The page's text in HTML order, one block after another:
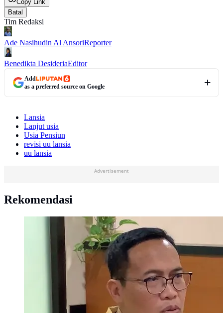
Copy Link
Batal
Tim Redaksi
Ade Nasihudin Al AnsoriReporter
Benedikta DesideriaEditor
Add
as a preferred source on Google
Lansia
Lanjut usia
Usia Pensiun
revisi uu lansia
uu lansia
Advertisement
Rekomendasi